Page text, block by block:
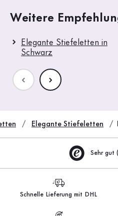
Weitere
Elegante Stiefeletten in
Schwarz
Elegante Stiefeletten
Sehr gut
Schnelle Lieferung mit DHL